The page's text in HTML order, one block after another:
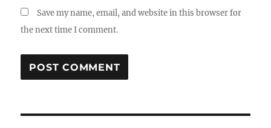
Save my name, email, and website in this browser for
the next time I comment.